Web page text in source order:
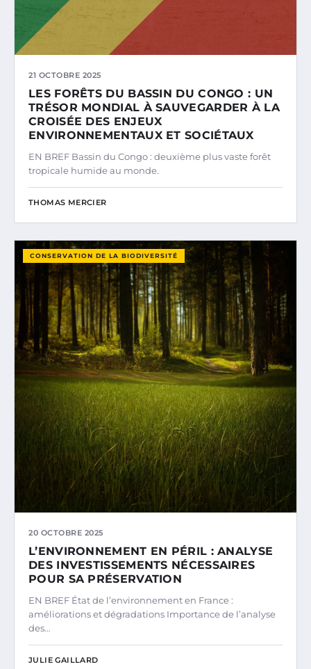
21 OCTOBRE 2025
LES FORÊTS DU BASSIN DU CONGO : UN
TRÉSOR MONDIAL À SAUVEGARDER À LA
CROISÉE DES ENJEUX
ENVIRONNEMENTAUX ET SOCIÉTAUX
EN BREF Bassin du Congo : deuxième plus vaste forêt
tropicale humide au monde.
THOMAS MERCIER
CONSERVATION DE LA BIODIVERSITÉ
20 OCTOBRE 2025
L’ENVIRONNEMENT EN PÉRIL : ANALYSE
DES INVESTISSEMENTS NÉCESSAIRES
POUR SA PRÉSERVATION
EN BREF État de l’environnement en France :
améliorations et dégradations Importance de l’analyse
des…
JULIE GAILLARD